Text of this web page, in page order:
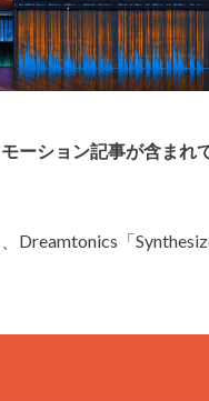
ーション記事が含まれ
Dreamtonics「